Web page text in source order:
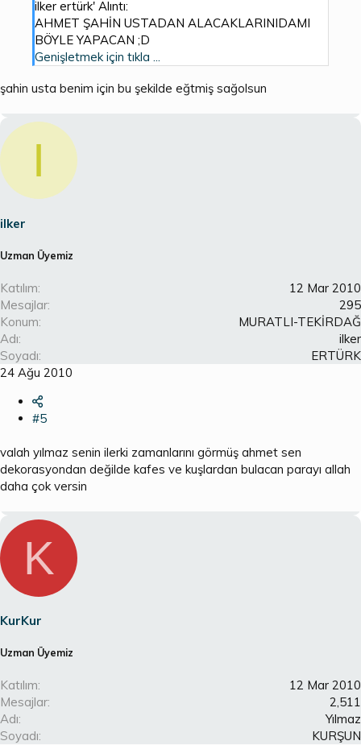
ilker ertürk' Alıntı:
AHMET ŞAHİN USTADAN ALACAKLARINIDAMI
BÖYLE YAPACAN ;D
Genişletmek için tıkla ...
şahin usta benim için bu şekilde eğtmiş sağolsun
I
ilker
Uzman Üyemiz
Katılım
12 Mar 2010
Mesajlar
295
Konum
MURATLI-TEKİRDAĞ
Adı
ilker
Soyadı
ERTÜRK
24 Ağu 2010
#5
valah yılmaz senin ilerki zamanlarını görmüş ahmet sen
dekorasyondan değilde kafes ve kuşlardan bulacan parayı allah
daha çok versin
K
KurKur
Uzman Üyemiz
Katılım
12 Mar 2010
Mesajlar
2,511
Adı
Yılmaz
Soyadı
KURŞUN